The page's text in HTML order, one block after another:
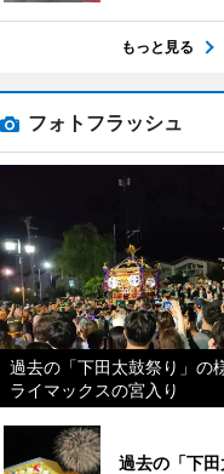
もっと見る
フォトフラッシュ
過去の「下田太鼓祭り」の
ライマックスの宮入り
過去の「下